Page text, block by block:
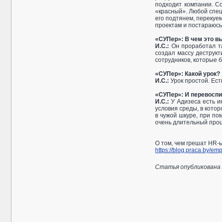
подходит компании.
«красный». Любой
его подтянем,
проектам и
«СУПер»: В чем это
И.С.: Он проработал
создал массу
сотрудников, которые
«СУПер»: Какой урок?
И.С.: Урок простой.
«СУПер»: И
И.С.: У Адизеса есть
условия среды, в
в чужой шкуре, при
очень длительный
О том, чем грешат HR-
https://blog.praca.by/
Статья опубликована